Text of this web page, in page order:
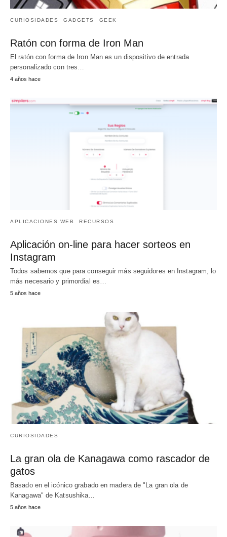
CURIOSIDADES GADGETS GEEK
Ratón con forma de Iron Man
El ratón con forma de Iron Man es un dispositivo de entrada
personalizado con tres…
4 años hace
APLICACIONES WEB RECURSOS
Aplicación on-line para hacer sorteos en
Instagram
Todos sabemos que para conseguir más seguidores en Instagram, lo
más necesario y primordial es…
5 años hace
CURIOSIDADES
La gran ola de Kanagawa como rascador de
gatos
Basado en el icónico grabado en madera de "La gran ola de
Kanagawa" de Katsushika…
5 años hace